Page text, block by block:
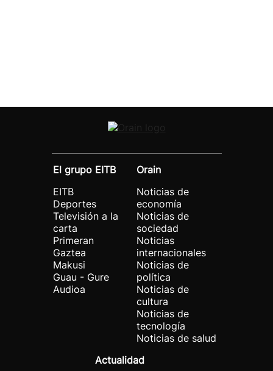
El grupo EITB
EITB
Deportes
Televisión a la
carta
Primeran
Gaztea
Makusi
Guau - Gure
Audioa
Orain
Noticias de
economía
Noticias de
sociedad
Noticias
internacionales
Noticias de
política
Noticias de
cultura
Noticias de
tecnología
Noticias de salud
Actualidad